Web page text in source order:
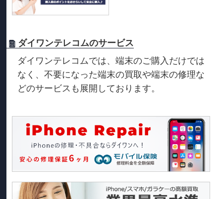
ダイワンテレコムのサービス
ダイワンテレコムでは、端末のご購入だけでは
なく、不要になった端末の買取や端末の修理な
どのサービスも展開しております。